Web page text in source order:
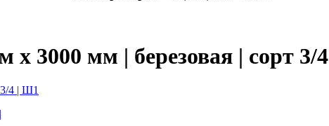
3000 мм | березовая | сорт